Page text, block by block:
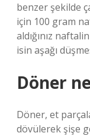
benzer şekilde
için 100 gram
aldığınız
isin aşağı
Döner
Döner, et
dövülerek şişe